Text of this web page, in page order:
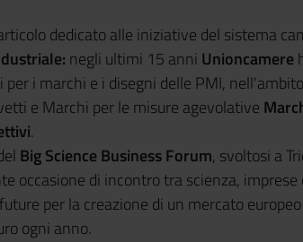
dedicato alle iniziative del sistema
negli ultimi 15 anni Unioncamere
per i marchi e i disegni delle PMI,
e Marchi per le misure agevolative
.
Big Science Business Forum, svoltosi a
occasione di incontro tra scienza,
per la creazione di un mercato
ogni anno.